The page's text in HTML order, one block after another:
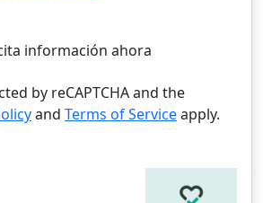
información ahora
by reCAPTCHA and the
and Terms of Serviceapply.